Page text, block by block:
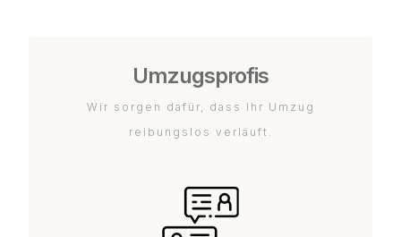
Umzugsprofis
Wir sorgen dafür, dass Ihr Umzug
reibungslos verläuft.